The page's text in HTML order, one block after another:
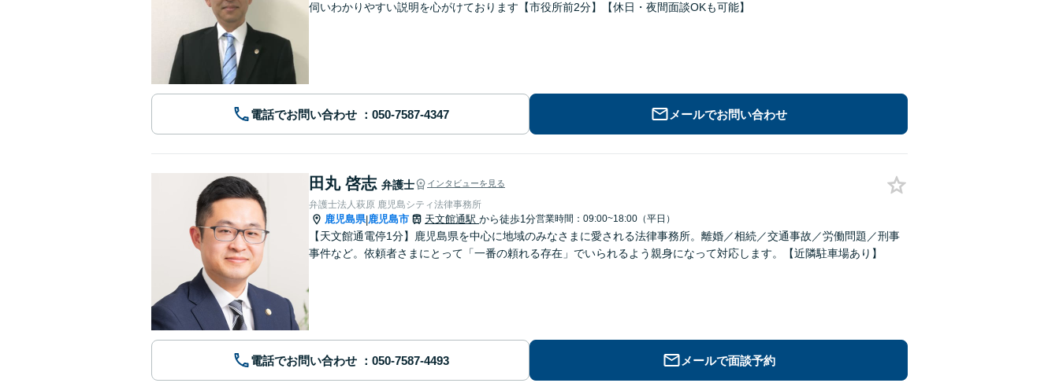
伺いわかりやすい説明を心がけております【市役所前2分】【休日・夜間面談OKも可能】
電話でお問い合わせ メールでお問い合わせ
田丸 啓志 弁護士 インタビューを見る
弁護士法人萩原 鹿児島シティ法律事務所
鹿児島県|鹿児島市 天文館通駅 から徒歩1分営業時間：09:00~18:00（平日）
【天文館通電停1分】鹿児島県を中心に地域のみなさまに愛される法律事務所。離婚／相続／交通事故／労働問題／刑事
事件など。依頼者さまにとって「一番の頼れる存在」でいられるよう親身になって対応します。【近隣駐車場あり】
電話でお問い合わせ メールで面談予約